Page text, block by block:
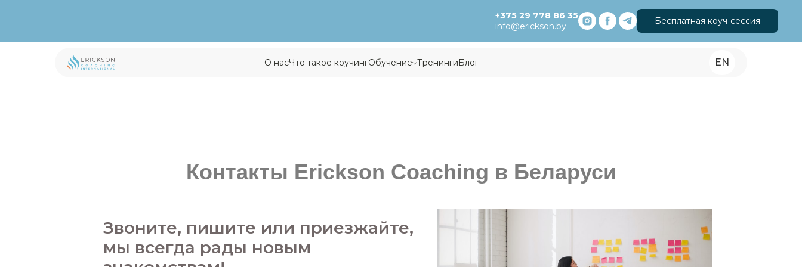
+375 29 778 86 35
info@erickson.by
Бесплатная коуч-сессия
О насЧто такое коучингОбучение ТренингиБлог EN
Контакты Erickson Coaching в Беларуси
Звоните, пишите или приезжайте,
мы всегда рады новым